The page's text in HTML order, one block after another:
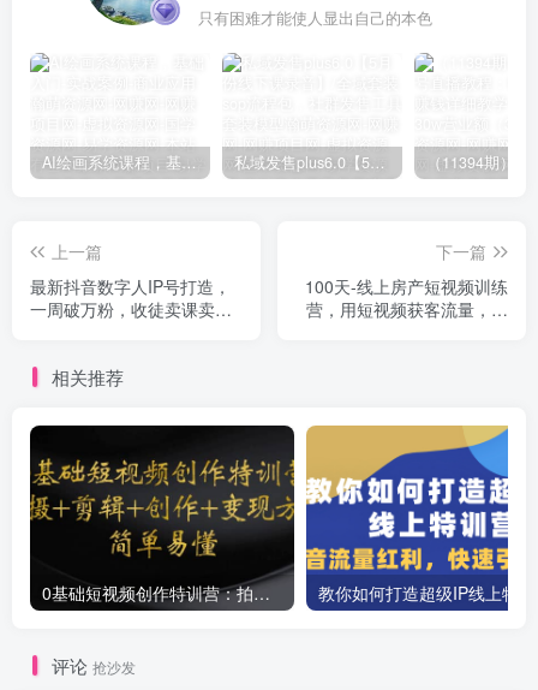
只有困难才能使人显出自己的本色
AI绘画系统课程，基础入门-实战案例-商业应用 私域发售plus6.0【5月份线下课录音】/全域套装sop流程包，社群发售工具套装模型
上一篇
最新抖音数字人IP号打造，
一周破万粉，收徒卖课卖货
下一篇
100天-线上房产短视频训练
营，用短视频获客流量，加
相关推荐
0基础短视频创作特训营：拍摄+剪辑+创作+变现方法
评论 抢沙发